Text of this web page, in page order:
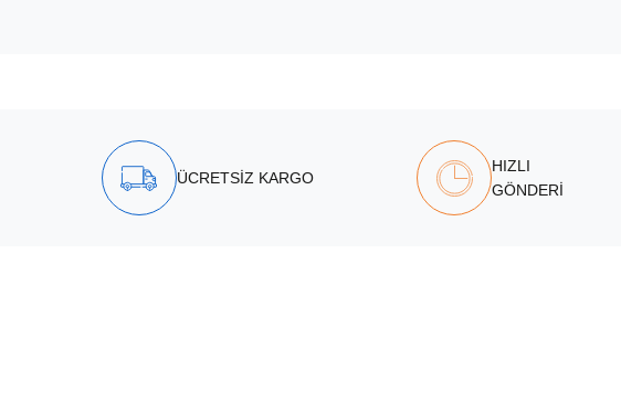
ÜCRETSİZ KARGO
HIZLI
GÖNDERİ